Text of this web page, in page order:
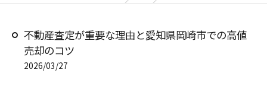
不動産査定が重要な理由と愛知県岡崎市での高値
売却のコツ
2026/03/27